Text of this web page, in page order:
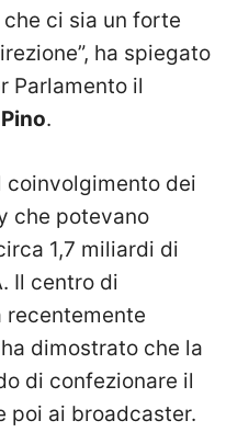
ci sia un forte
ha spiegato
Parlamento il
.
coinvolgimento dei
che potevano
1,7 miliardi di
Il centro di
recentemente
dimostrato che la
di confezionare il
poi ai broadcaster.